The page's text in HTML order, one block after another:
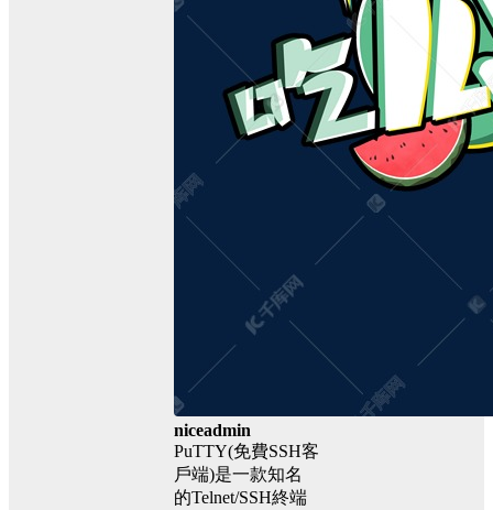
niceadmin
PuTTY(免費SSH客
戶端)是一款知名
的Telnet/SSH終端